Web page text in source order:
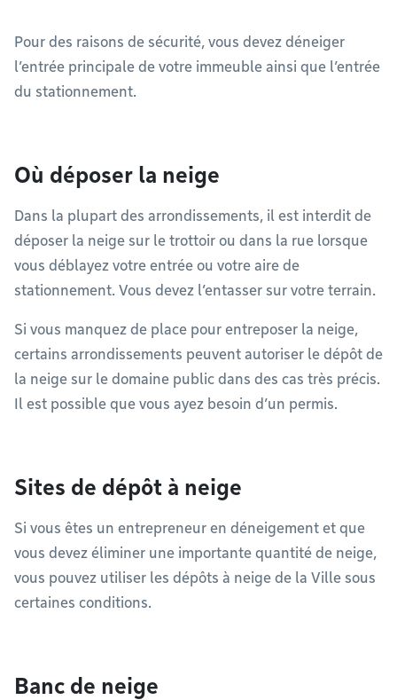
Pour des raisons de sécurité, vous devez déneiger
l’entrée principale de votre immeuble ainsi que l’entrée
du stationnement.
Où déposer la neige
Dans la plupart des arrondissements, il est interdit de
déposer la neige sur le trottoir ou dans la rue lorsque
vous déblayez votre entrée ou votre aire de
stationnement. Vous devez l’entasser sur votre terrain.
Si vous manquez de place pour entreposer la neige,
certains arrondissements peuvent autoriser le dépôt de
la neige sur le domaine public dans des cas très précis.
Il est possible que vous ayez besoin d’un permis.
Sites de dépôt à neige
Si vous êtes un entrepreneur en déneigement et que
vous devez éliminer une importante quantité de neige,
vous pouvez utiliser les dépôts à neige de la Ville sous
certaines conditions.
Banc de neige